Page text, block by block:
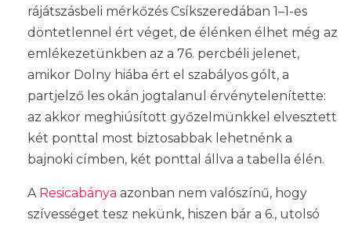
rájátszásbeli mérkőzés Csíkszeredában 1–1-es
döntetlennel ért véget, de élénken élhet még az
emlékezetünkben az a 76. percbéli jelenet,
amikor Dolny hiába ért el szabályos gólt, a
partjelző les okán jogtalanul érvénytelenítette:
az akkor meghiúsított győzelmünkkel elvesztett
két ponttal most biztosabbak lehetnénk a
bajnoki címben, két ponttal állva a tabella élén.
A Resicabánya azonban nem valószínű, hogy
szívességet tesz nekünk, hiszen bár a 6., utolsó